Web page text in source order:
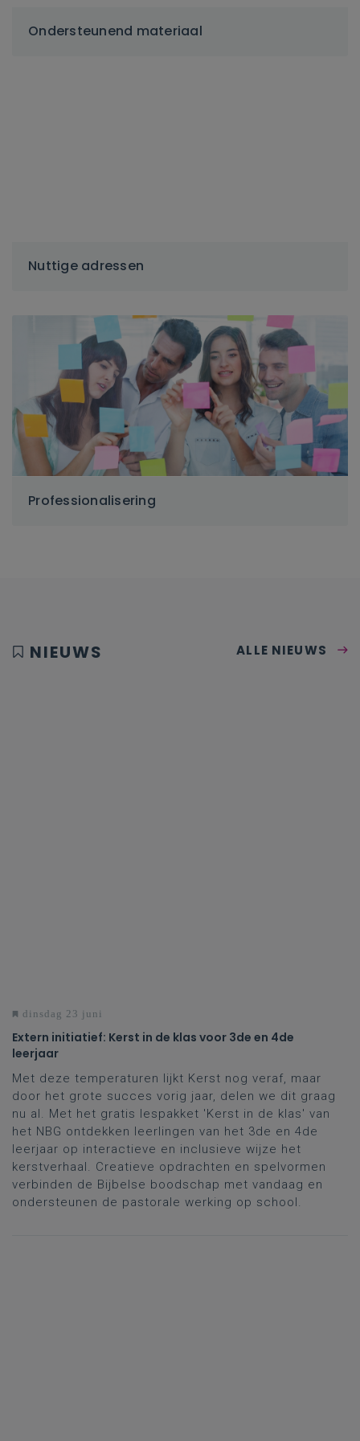
Ondersteunend materiaal
Nuttige adressen
Professionalisering
NIEUWS ALLE NIEUWS
dinsdag 23 juni
Extern initiatief: Kerst in de klas voor 3de en 4de
leerjaar
Met deze temperaturen lijkt Kerst nog veraf, maar
door het grote succes vorig jaar, delen we dit graag
nu al. Met het gratis lespakket 'Kerst in de klas' van
het NBG ontdekken leerlingen van het 3de en 4de
leerjaar op interactieve en inclusieve wijze het
kerstverhaal. Creatieve opdrachten en spelvormen
verbinden de Bijbelse boodschap met vandaag en
ondersteunen de pastorale werking op school.